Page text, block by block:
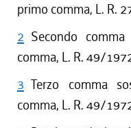
primo comma, L. R.
2 Secondo
comma, L. R. 49/
3 Terzo comma
comma, L. R. 49/